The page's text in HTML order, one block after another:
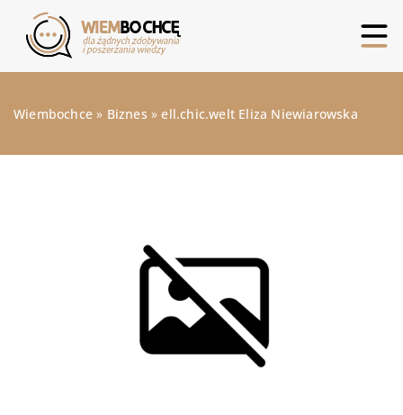
Wiembochce » Biznes »ell.chic.welt Eliza Niewiarowska